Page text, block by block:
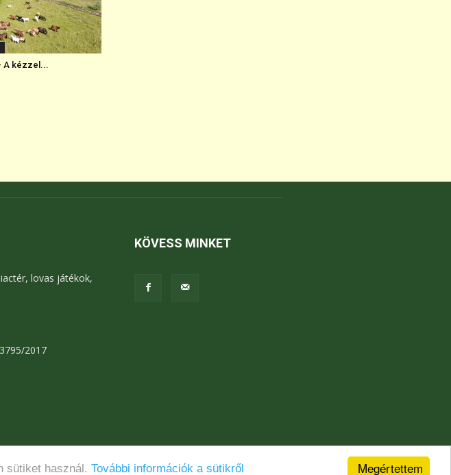
Megértettem
sütiket használ. További információk a sütikről
A kézzel...
lovas játékok,
2017
KÖVESS MINKET